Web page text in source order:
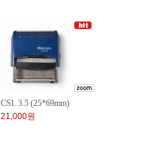
CSI. 3.5 (25*69mm)
21,000원